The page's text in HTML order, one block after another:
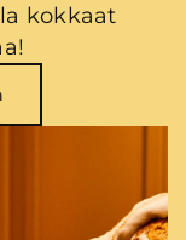
kokkaat